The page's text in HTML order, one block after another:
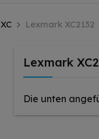
Lexmark XC2132
Lexmark
Die unten